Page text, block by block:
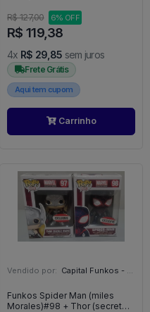
R$ 127,00 6% OFF
R$ 119,38
4x R$ 29,85 sem juros
Frete Grátis
Aqui tem cupom
Carrinho
Vendido por: Capital Funkos - DF
Funkos Spider Man (miles
Morales)#98 + Thor (secret